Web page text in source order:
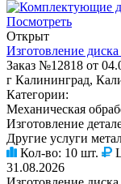
Посмотреть
Открыт
Изготовление
Заказ №12818 от
г Калининград,
Категории:
Механическая
Изготовление
Другие услуги
Кол-во: 10 шт.
31.08.2026